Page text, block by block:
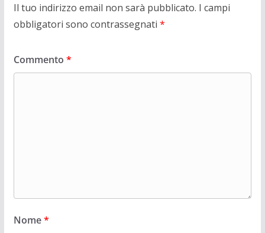
Il tuo indirizzo email non sarà pubblicato. I campi
obbligatori sono contrassegnati *
Commento *
Nome*